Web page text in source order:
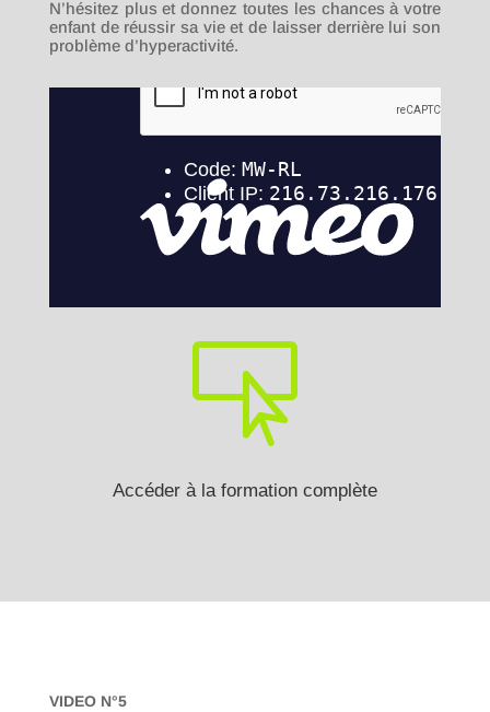
N’hésitez plus et donnez toutes les chances à votre
enfant de réussir sa vie et de laisser derrière lui son
problème d’hyperactivité.

Accéder à la formation complète
VIDEO N°5